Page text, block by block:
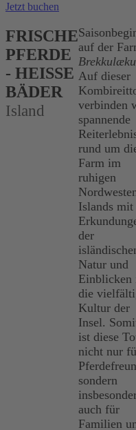
Jetzt buchen
FRISCHE
PFERDE
- HEISSE B
ÄDER
Island
auf der
Auf dieser
verbinden
spannende
rund um
Farm im
ruhigen
Islands mit
der
Natur und
Einblicken
die
Kultur der
Insel.
ist diese
nicht nur
sondern
auch für
Familien